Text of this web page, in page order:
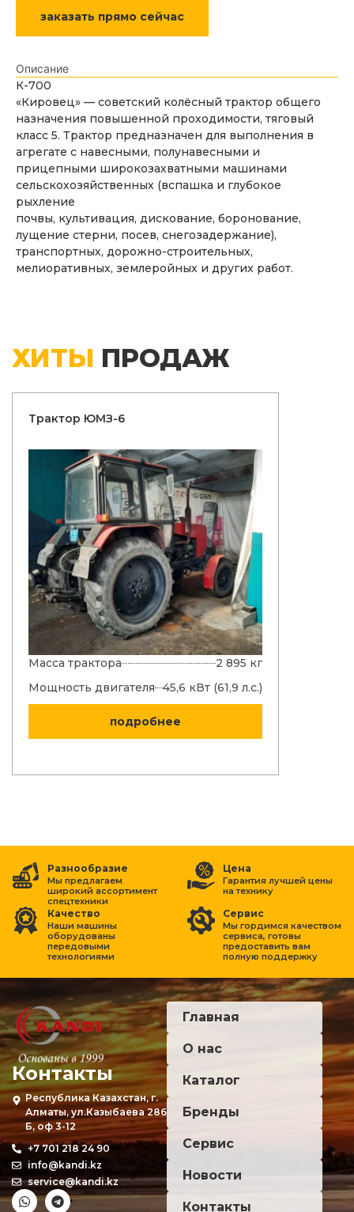
заказать прямо сейчас
Описание
К-700
«Кировец» — советский колёсный трактор общего
назначения повышенной проходимости, тяговый
класс 5. Трактор предназначен для выполнения в
агрегате с навесными, полунавесными и
прицепными широкозахватными машинами
сельскохозяйственных (вспашка и глубокое
рыхление
почвы, культивация, дискование, боронование,
лущение стерни, посев, снегозадержание),
транспортных, дорожно-строительных,
мелиоративных, землеройных и других работ.
ХИТЫ ПРОДАЖ
Трактор ЮМЗ-6
Масса трактора
2 895 кг
Мощность двигателя
45,6 кВт (61,9 л.с.)
подробнее
Разнообразие
Мы предлагаем
широкий ассортимент
спецтехники
Цена
Гарантия лучшей цены
натехнику
Качество
Наши машины
оборудованы
передовыми
технологиями
Сервис
Мы гордимся качеством
сервиса, готовы
предоставить вам
полную поддержку
Контакты
Республика Казахстан, г.
Алматы, ул.Казыбаева 286
Б, оф 3-12
+7 701 218 24 90
info@kandi.kz
service@kandi.kz
Главная
О нас
Каталог
Бренды
Сервис
Новости
Контакты